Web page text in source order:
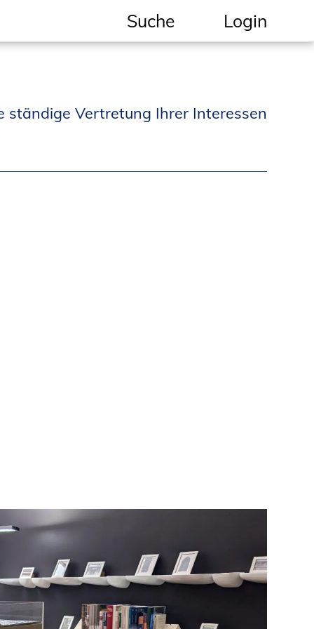
Suche
Informationen für
Studierenden Praxis-
Wissenswertes für
Studierende
Wettbewerbe für
Login
ständige Vertretung Ihrer Interessen